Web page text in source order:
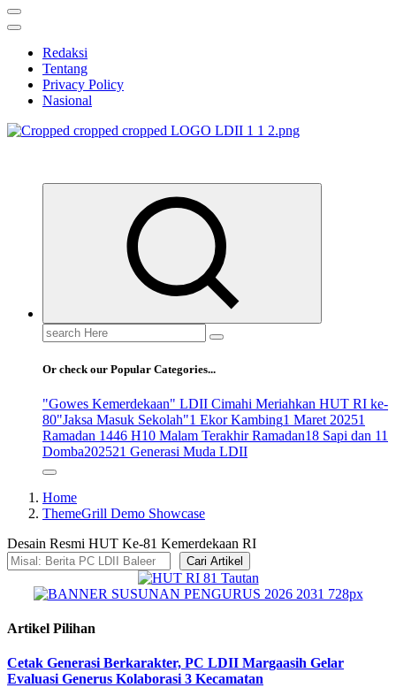
Redaksi
Tentang
Privacy Policy
Nasional
Search
for:
Or check our Popular Categories...
"Gowes Kemerdekaan" LDII Cimahi Meriahkan HUT RI ke-
80"Jaksa Masuk Sekolah"1 Ekor Kambing1 Maret 20251
Ramadan 1446 H10 Malam Terakhir Ramadan18 Sapi dan 11
Domba202521 Generasi Muda LDII
Home
ThemeGrill Demo Showcase
Desain Resmi HUT Ke-81 Kemerdekaan RI
Cari Artikel
Artikel Pilihan
Cetak Generasi Berkarakter, PC LDII Margaasih Gelar
Evaluasi Generus Kolaborasi 3 Kecamatan